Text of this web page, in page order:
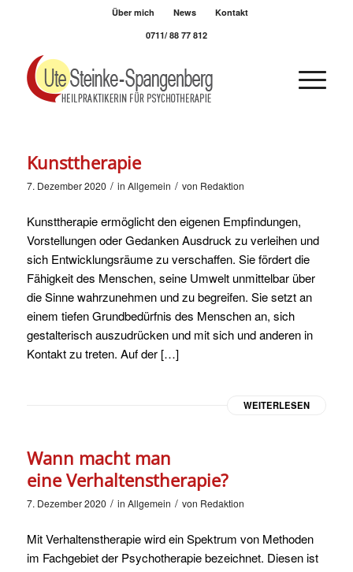
Über mich News
Kontakt
0711/ 88 77 812
Kunsttherapie
7. Dezember 2020 / in Allgemein / von Redaktion
Kunsttherapie ermöglicht den eigenen Empfindungen,
Vorstellungen oder Gedanken Ausdruck zu verleihen und
sich Entwicklungsräume zu verschaffen. Sie fördert die
Fähigkeit des Menschen, seine Umwelt unmittelbar über
die Sinne wahrzunehmen und zu begreifen. Sie setzt an
einem tiefen Grundbedürfnis des Menschen an, sich
gestalterisch auszudrücken und mit sich und anderen in
Kontakt zu treten. Auf der […]
WEITERLESEN
Wann macht man
eine Verhaltenstherapie?
7. Dezember 2020 / in Allgemein / von Redaktion
Mit Verhaltenstherapie wird ein Spektrum von Methoden
im Fachgebiet der Psychotherapie bezeichnet. Diesen ist